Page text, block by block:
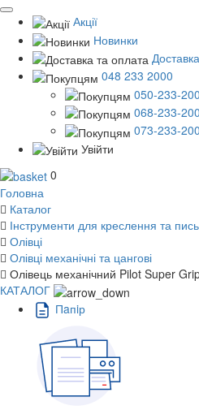
Акції
Новинки
048 233 2000
050-233-
068-233-
073-233-
Увійти
0
Головна
Каталог
Інструменти для креслення та
Олівці
Олівці механічні та цангові
Олівець механічний Pilot Super
КАТАЛОГ
Пaпiр